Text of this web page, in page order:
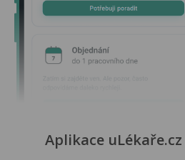
Aplikace uLékaře.cz